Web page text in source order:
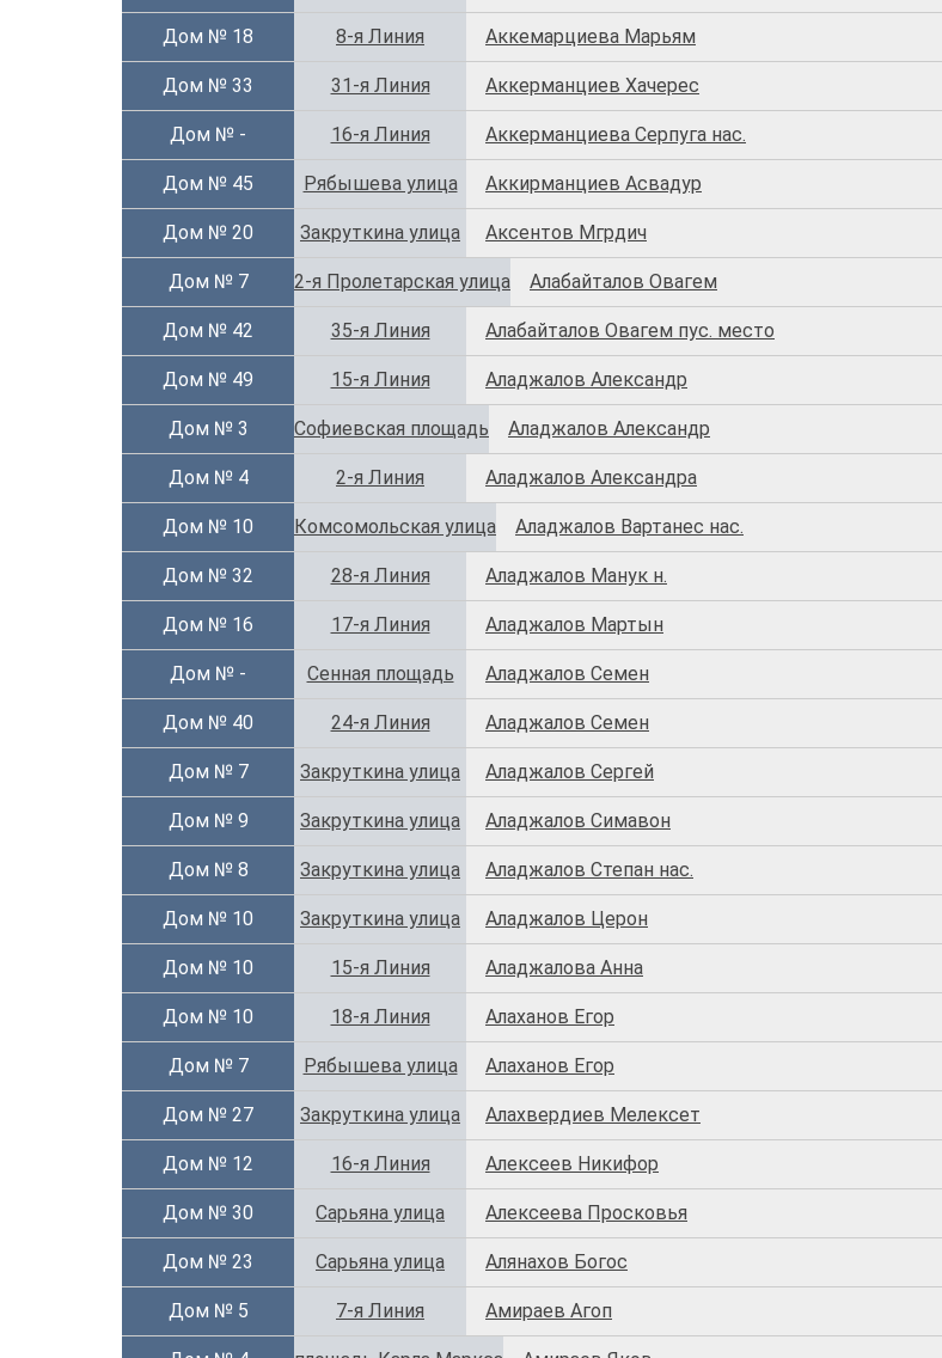
Дом № 18 8-я Линия Аккемарциева Марьям
Дом № 33 31-я Линия Аккерманциев Хачерес
Дом № - 16-я Линия Аккерманциева Серпуга нас.
Дом № 45 Рябышева улица Аккирманциев Асвадур
Дом № 20 Закруткина улица Аксентов Мгрдич
Дом № 7 2-я Пролетарская улица Алабайталов Овагем
Дом № 42 35-я Линия Алабайталов Овагем пус. место
Дом № 49 15-я Линия Аладжалов Александр
Дом № 3 Софиевская площадь Аладжалов Александр
Дом № 4 2-я Линия Аладжалов Александра
Дом № 10 Комсомольская улица Аладжалов Вартанес нас.
Дом № 32 28-я Линия Аладжалов Манук н.
Дом № 16 17-я Линия Аладжалов Мартын
Дом № - Сенная площадь Аладжалов Семен
Дом № 40 24-я Линия Аладжалов Семен
Дом № 7 Закруткина улица Аладжалов Сергей
Дом № 9 Закруткина улица Аладжалов Симавон
Дом № 8 Закруткина улица Аладжалов Степан нас.
Дом № 10 Закруткина улица Аладжалов Церон
Дом № 10 15-я Линия Аладжалова Анна
Дом № 10 18-я Линия Алаханов Егор
Дом № 7 Рябышева улица Алаханов Егор
Дом № 27 Закруткина улица Алахвердиев Мелексет
Дом № 12 16-я Линия Алексеев Никифор
Дом № 30 Сарьяна улица Алексеева Просковья
Дом № 23 Сарьяна улица Алянахов Богос
Дом № 5 7-я Линия Амираев Агоп